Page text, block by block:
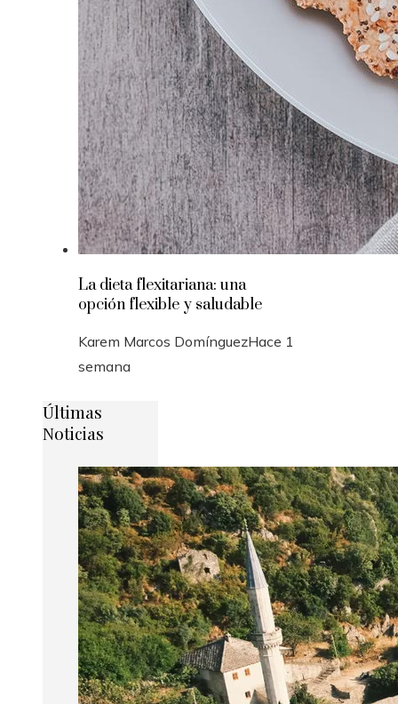
La dieta flexitariana: una
opción flexible y saludable
Karem Marcos DomínguezHace 1
semana
Últimas
Noticias